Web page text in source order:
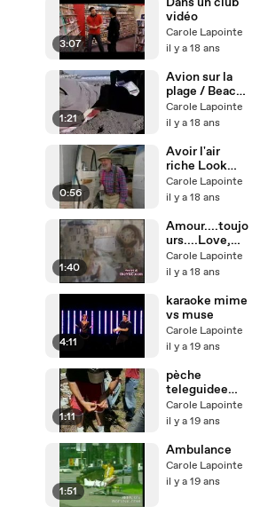
3:07
vidéo
Carole Lapointe
il y a 18 ans
1:21
Avion sur la
plage / Beach
Plane :-)
Carole Lapointe
il y a 18 ans
0:56
Avoir l'air
riche Look
rich !
Carole Lapointe
il y a 18 ans
1:40
Amour....toujo
urs....Love,
love, love...
Carole Lapointe
il y a 18 ans
4:11
karaoke mime
vs muse
Carole Lapointe
il y a 19 ans
1:11
pèche
teleguidee
Remote
control
Carole Lapointe
il y a 19 ans
1:51
Ambulance
Carole Lapointe
il y a 19 ans